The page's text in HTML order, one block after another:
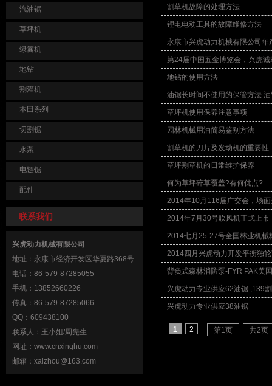
汽油锯
草坪机
绿篱机
地钻
割灌机
本田系列
切割锯
水泵
电链锯
配件
联系我们
兴虎动力机械有限公司
地址：永康市经济开发区华夏路368号
电话：86-579-87285055
手机：13852660226
传真：86-579-87285066
QQ：609438100
联系人：王小姐/周先生
网址： www.cnxinghu.com
邮箱： xalzhou@163.com
割草机故障的处理方法
锂电电动工具的故障维修方法
永康市兴虎动力机械有限公司
第24届中国五金博览会，兴虎
地钻的使用方法
油锯长时间不使用的保管方法
草坪机使用保养注意事项
园林机械用油简易鉴别方法
割草机的刀片及发动机的重要性
草坪割草机的日常维护保养
何为草坪碎草覆盖?有何优点?
2014年10月116届广交会，场
2014年7月30号吹风机正式上市
2014七月25-27号全国林业机械
2014四月兴虎动力开发平衡独
背负式森林消防泵-FYR PAK美
兴虎动力专业供应62油锯 ,139
兴虎动力专业供应38油锯
1 2 第1页 共2页